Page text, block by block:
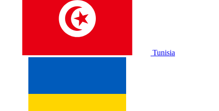
Tunisia